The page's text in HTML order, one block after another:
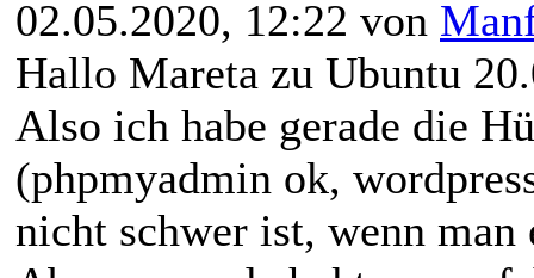
02.05.2020, 12:22 von
Hallo Mareta zu Ubuntu
Also ich habe gerade die
(phpmyadmin ok,
nicht schwer ist, wenn man